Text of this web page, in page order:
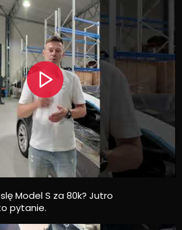
Model S za 80k? Jutro
pytanie.